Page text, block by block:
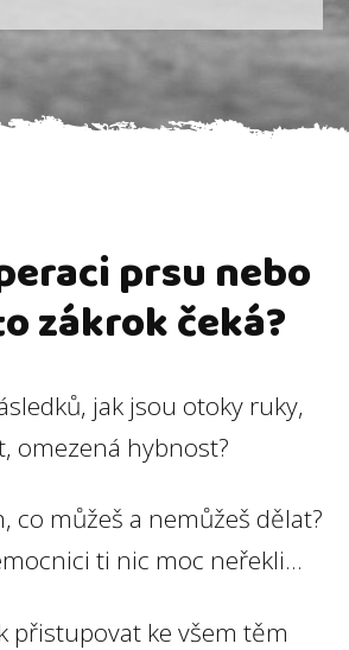
prsu nebo
zákrok čeká?
jak jsou otoky ruky,
omezená hybnost?
co můžeš a nemůžeš dělat?
ti nic moc neřekli...
přistupovat ke všem těm